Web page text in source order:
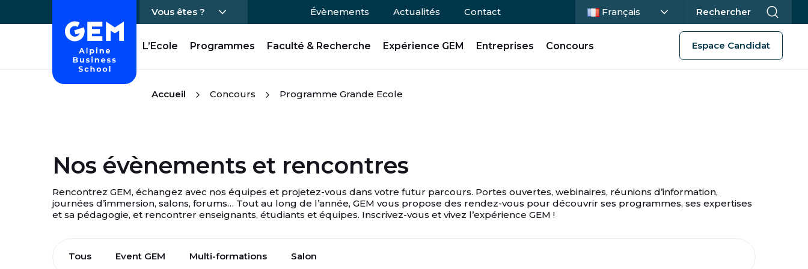
Passer directement au contenu
Accueil - GEM
Vous êtes ? Évènements Actualités Contact Langue actuelle :
Français Rechercher
L’Ecole Programmes Faculté & Recherche Expérience GEM Entreprises Concours Espace Candidat
Accueil Concours Programme Grande Ecole
Nos évènements et rencontres
Rencontrez GEM, échangez avec nos équipes et projetez-vous dans votre futur parcours. Portes ouvertes, webinaires, réunions d’information,
journées d’immersion, salons, forums… Tout au long de l’année, GEM vous propose des rendez-vous pour découvrir ses programmes, ses expertises
et sa pédagogie, et rencontrer enseignants, étudiants et équipes. Inscrivez-vous et vivez l’expérience GEM !
Tous Event GEM Multi-formations Salon